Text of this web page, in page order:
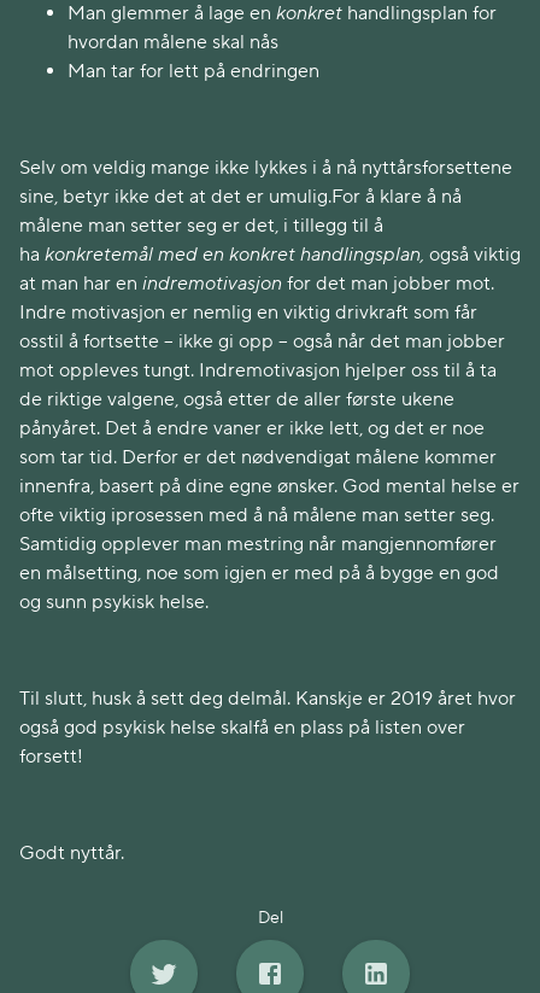
Man glemmer å lage en konkret handlingsplan for
hvordan målene skal nås
Man tar for lett på endringen
Selv om veldig mange ikke lykkes i å nå nyttårsforsettene
sine, betyr ikke det at det er umulig.For å klare å nå
målene man setter seg er det, i tillegg til å
ha konkretemål med en konkret handlingsplan, også viktig
at man har en indremotivasjon for det man jobber mot.
Indre motivasjon er nemlig en viktig drivkraft som får
osstil å fortsette – ikke gi opp – også når det man jobber
mot oppleves tungt. Indremotivasjon hjelper oss til å ta
de riktige valgene, også etter de aller første ukene
pånyåret. Det å endre vaner er ikke lett, og det er noe
som tar tid. Derfor er det nødvendigat målene kommer
innenfra, basert på dine egne ønsker. God mental helse er
ofte viktig iprosessen med å nå målene man setter seg.
Samtidig opplever man mestring når mangjennomfører
en målsetting, noe som igjen er med på å bygge en god
og sunn psykisk helse.
Til slutt, husk å sett deg delmål. Kanskje er 2019 året hvor
også god psykisk helse skalfå en plass på listen over
forsett!
Godt nyttår.
Del